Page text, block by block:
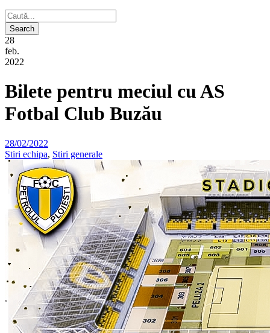
28
feb.
2022
Bilete pentru meciul cu AS
Fotbal Club Buzău
28/02/2022
Stiri echipa, Stiri generale